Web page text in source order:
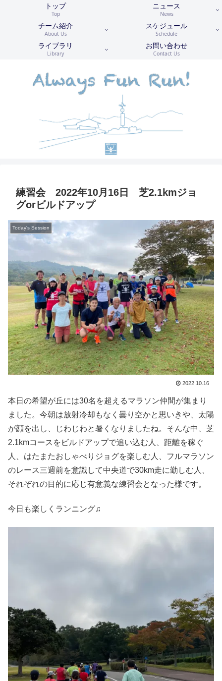
トップ
Top
ニュース
News
チーム紹介
About Us
スケジュール
Schedule
ライブラリ
Library
お問い合わせ
Contact Us
練習会 2022年10月16日 芝2.1kmジョ
グorビルドアップ
Today's Session
2022.10.16
本日の希望が丘には30名を超えるマラソン仲間が集まり
ました。今朝は放射冷却もなく曇り空かと思いきや、太陽
が顔を出し、じわじわと暑くなりましたね。そんな中、芝
2.1kmコースをビルドアップで追い込む人、距離を稼ぐ
人、はたまたおしゃべりジョグを楽しむ人、フルマラソン
のレース三週前を意識して中央道で30km走に勤しむ人、
それぞれの目的に応じ有意義な練習会となった様です。
今日も楽しくランニング♫